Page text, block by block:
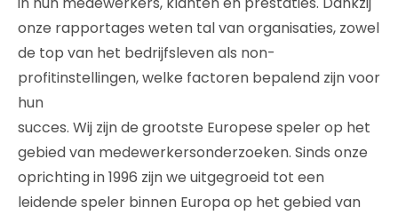
onze rapportages weten tal van organisaties, zowel
de top van het bedrijfsleven als non-
profitinstellingen, welke factoren bepalend zijn voor
hun
succes. Wij zijn de grootste Europese speler op het
gebied van medewerkersonderzoeken. Sinds onze
oprichting in 1996 zijn we uitgegroeid tot een
leidende speler binnen Europa op het gebied van